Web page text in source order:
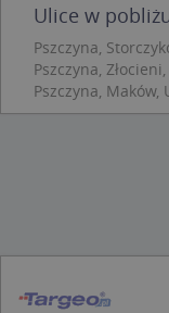
Ulice w
Pszczyna,
Pszczyna,
Pszczyna, Maków,
Nazwa
APPSESSID